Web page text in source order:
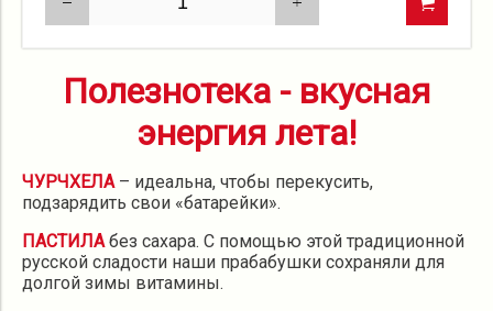
Полезнотека - вкусная
энергия лета!
ЧУРЧХЕЛА – идеальна, чтобы перекусить,
подзарядить свои «батарейки».
ПАСТИЛА без сахара. С помощью этой традиционной
русской сладости наши прабабушки сохраняли для
долгой зимы витамины.